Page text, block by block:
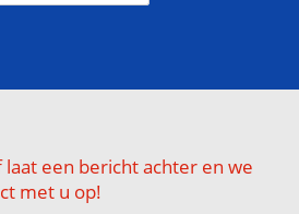
een bericht achter en we
met u op!